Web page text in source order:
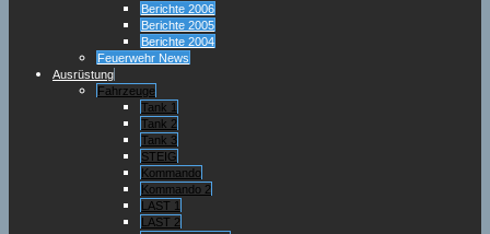
Berichte 2006
Berichte 2005
Berichte 2004
Feuerwehr News
Ausrüstung
Fahrzeuge
Tank 1
Tank 2
Tank 3
STEIG
Kommando
Kommando 2
LAST 1
LAST 2